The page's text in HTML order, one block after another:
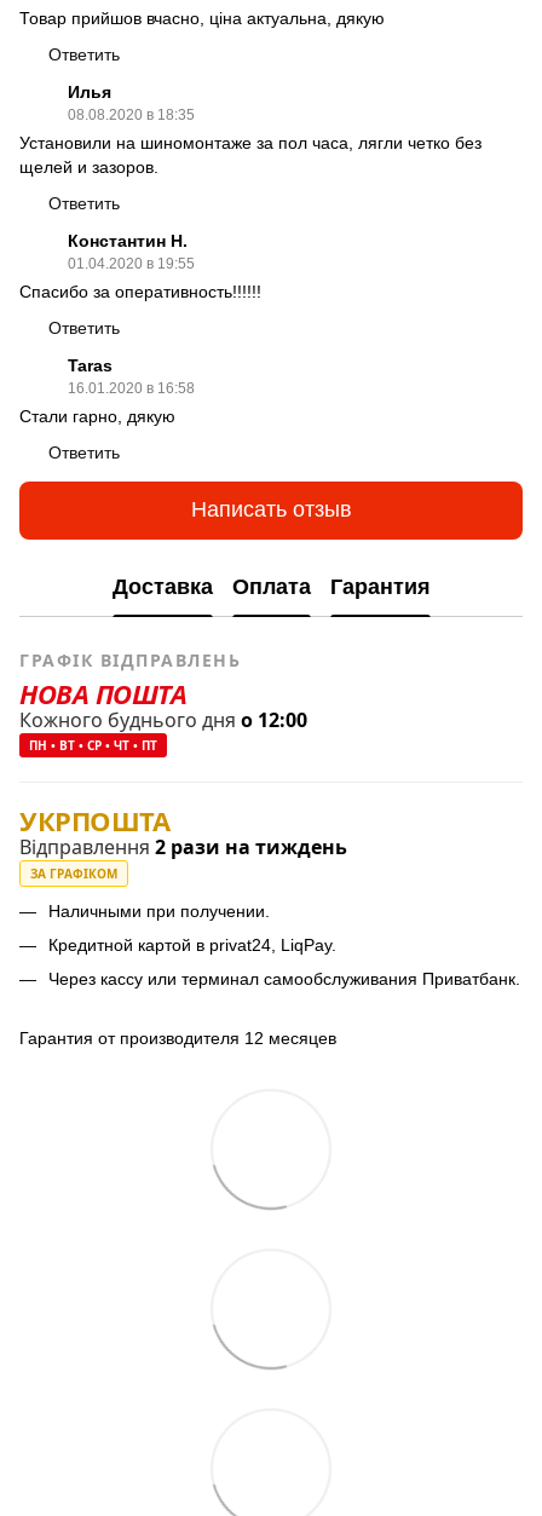
Товар прийшов вчасно, ціна актуальна, дякую
Ответить
Илья
08.08.2020 в 18:35
Установили на шиномонтаже за пол часа, лягли четко без
щелей и зазоров.
Ответить
Константин Н.
01.04.2020 в 19:55
Спасибо за оперативность!!!!!!
Ответить
Taras
16.01.2020 в 16:58
Стали гарно, дякую
Ответить
Написать отзыв
Доставка Оплата Гарантия
ГРАФІК ВІДПРАВЛЕНЬ
НОВА ПОШТА
Кожного буднього дня о 12:00
ПН • ВТ • СР • ЧТ • ПТ
УКРПОШТА
Відправлення 2 рази на тиждень
ЗА ГРАФІКОМ
Наличными при получении.
Кредитной картой в privat24, LiqPay.
Через кассу или терминал самообслуживания Приватбанк.
Гарантия от производителя 12 месяцев